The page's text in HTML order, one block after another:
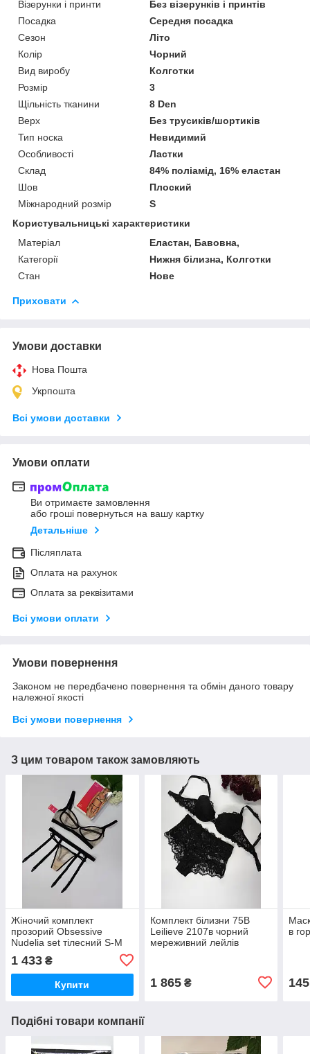
Візерунки і принти
Без візерунків і принтів
Посадка
Середня посадка
Сезон
Літо
Колір
Чорний
Вид виробу
Колготки
Розмір
3
Щільність тканини
8 Den
Верх
Без трусиків/шортиків
Тип носка
Невидимий
Особливості
Ластки
Склад
84% поліамід, 16% еластан
Шов
Плоский
Міжнародний розмір
S
Користувальницькі характеристики
Матеріал
Еластан, Бавовна,
Категорії
Нижня білизна, Колготки
Стан
Нове
Приховати
Умови доставки
Нова Пошта
Укрпошта
Всі умови доставки
Умови оплати
Ви отримаєте замовлення
або гроші повернуться на вашу картку
Детальніше
Післяплата
Оплата на рахунок
Оплата за реквізитами
Всі умови оплати
Умови повернення
Законом не передбачено повернення та обмін даного товару
належної якості
Всі умови повернення
З цим товаром також замовляють
Жіночий комплект
прозорий Obsessive
Nudelia set тілесний S-M
1 433 ₴
Купити
Комплект білизни 75В
Leilieve 2107в чорний
мереживний лейлів
1 865₴
в
145
Подібні товари компанії